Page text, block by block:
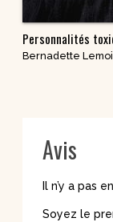
Personnalités
Bernadette
Avis
Il n’y a pas
Soyez le